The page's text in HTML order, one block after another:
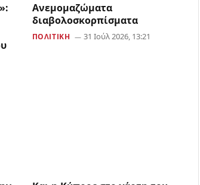
Aνεμομαζώματα
διαβολοσκορπίσματα
ΠΟΛΙΤΙΚΉ 31 Ιούλ 2026, 13:21